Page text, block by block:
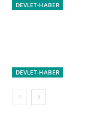
DEVLET-HABER
DEVLET-HABER